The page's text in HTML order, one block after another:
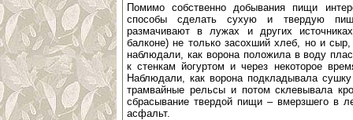
Помимо собственно добывания пищи
способы сделать сухую и твердую
размачивают в лужах и других
балконе) не только засохший хлеб, но и
наблюдали, как ворона положила в воду
к стенкам йогуртом и через некоторое
Наблюдали, как ворона подкладывала
трамвайные рельсы и потом склевывала
сбрасывание твердой пищи – вмерзшего в
асфальт.